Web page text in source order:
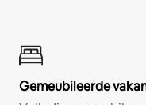
Gemeubileerde